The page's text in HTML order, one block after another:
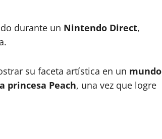
durante un Nintendo Direct,
su faceta artística en un mundo
princesa Peach, una vez que logre